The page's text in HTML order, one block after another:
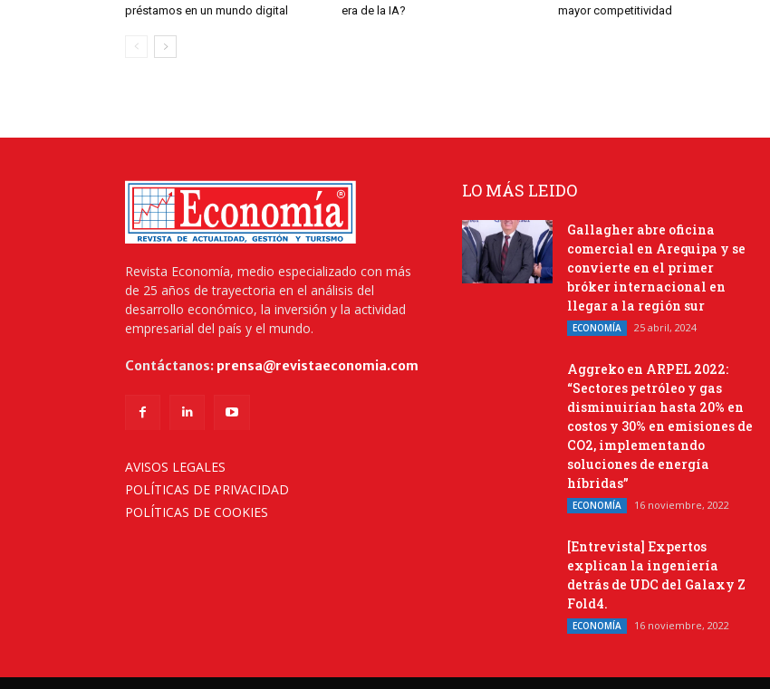
préstamos en un mundo digital
era de la IA?
mayor competitividad
Revista Economía, medio especializado con más
de 25 años de trayectoria en el análisis del
desarrollo económico, la inversión y la actividad
empresarial del país y el mundo.
Contáctanos: prensa@revistaeconomia.com
AVISOS LEGALES
POLÍTICAS DE PRIVACIDAD
POLÍTICAS DE COOKIES
LO MÁS LEIDO
Gallagher abre oficina
comercial en Arequipa y se
convierte en el primer
bróker internacional en
llegar a la región sur
ECONOMÍA 25 abril, 2024
Aggreko en ARPEL 2022:
“Sectores petróleo y gas
disminuirían hasta 20% en
costos y 30% en emisiones de
CO2, implementando
soluciones de energía
híbridas”
ECONOMÍA 16 noviembre, 2022
[Entrevista] Expertos
explican la ingeniería
detrás de UDC del Galaxy Z
Fold4.
ECONOMÍA 16 noviembre, 2022